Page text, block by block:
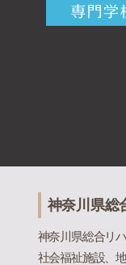
神奈川県総
神奈川県総合リ
社会福祉施設、